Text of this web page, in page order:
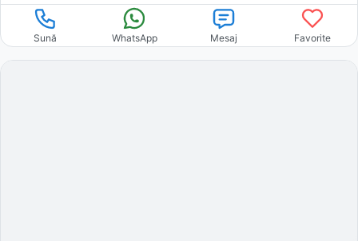
Sună WhatsApp Mesaj Favorite